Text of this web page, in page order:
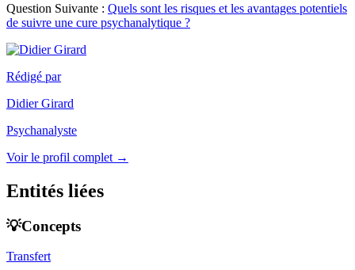
Question Suivante : Quels sont les risques et les avantages potentiels
de suivre une cure psychanalytique ?
Rédigé par
Didier Girard
Psychanalyste
Voir le profil complet →
Entités liées
💡Concepts
Transfert